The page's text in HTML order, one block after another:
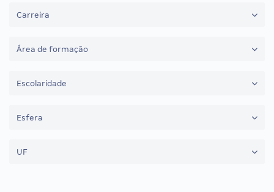
Carreira
Área de formação
Escolaridade
Esfera
UF